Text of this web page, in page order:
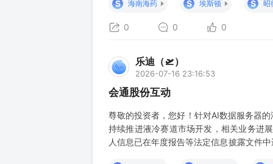
S 海南海药 S 埃斯顿 S 昭
0 0 0
乐迪（🛫）
2026-07-16 23:16:53
会通股份互动
尊敬的投资者，您好！针对AI数据服务器
持续推进液冷赛道市场开发，相关业务进
人信息已在年度报告等法定信息披露文件